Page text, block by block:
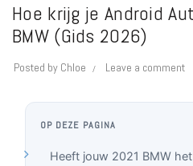
Hoe krijg je Android
BMW (Gids 2026)
Posted by Chloe Leave a comment
OP DEZE PAGINA
Heeft jouw 2021 BMW